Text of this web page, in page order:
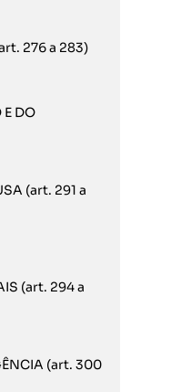
276 a 283)
E DO
(art. 291 a
(art. 294 a
(art. 300